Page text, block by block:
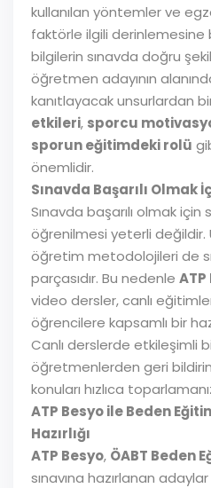
kullanılan yöntemler ve
faktörle ilgili derinlemesine
bilgilerin sınavda doğru
öğretmen adayının
kanıtlayacak unsurlardan
etkileri, sporcu
sporun eğitimdeki rolü
önemlidir.
Sınavda Başarılı Olmak
Sınavda başarılı olmak
öğrenilmesi yeterli değildir.
öğretim metodolojileri de
parçasıdır. Bu nedenle ATP
video dersler, canlı
öğrencilere kapsamlı bir
Canlı derslerde etkileşimli
öğretmenlerden geri
konuları hızlıca
ATP Besyo ile Beden
Hazırlığı
ATP Besyo, ÖABT Beden
sınavına hazırlanan